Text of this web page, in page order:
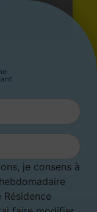
AU
ARTICLE SUIVANT
juillet au 31 juillet 2022
je consens à